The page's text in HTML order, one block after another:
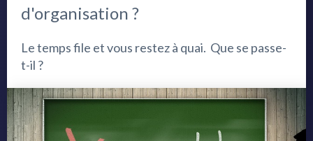
d'organisation ?
Le temps file et vous restez à quai. Que se passe-
t-il ?